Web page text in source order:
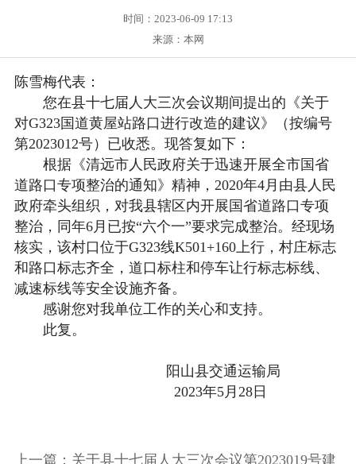
时间：2023-06-09 17:13
来源：本网
陈雪梅代表：
您在县十七届人大三次会议期间提出的《关于
对G323国道黄屋站路口进行改造的建议》（按编号
第2023012号）已收悉。现答复如下：
根据《清远市人民政府关于迅速开展全市国省
道路口专项整治的通知》精神，2020年4月由县人民
政府牵头组织，对我县辖区内开展国省道路口专项
整治，同年6月已按“六个一”要求完成整治。经现场
核实，该村口位于G323线K501+160上行，村庄标志
和路口标志齐全，道口标柱和停车让行标志标线、
减速标线等安全设施齐备。
感谢您对我单位工作的关心和支持。
此复。
阳山县交通运输局
2023年5月28日
上一篇：关于县十七届人大三次会议第2023019号建